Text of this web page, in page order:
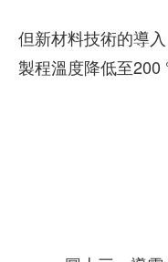
但新材料技術的導
製程溫度降低至200